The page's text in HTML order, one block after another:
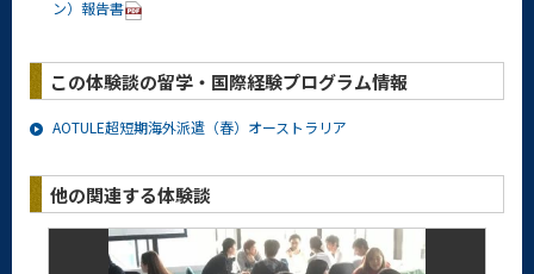
ン）報告書
この体験談の留学・国際経験プログラム情報
AOTULE超短期海外派遣（春）オーストラリア
他の関連する体験談